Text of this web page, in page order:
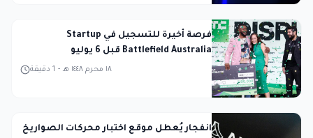
فرصة أخيرة للتسجيل في Startup
Battlefield Australia قبل 6 يوليو
1 دقيقة - ١٨ محرم ١٤٤٨ هـ
انفجار يُعطل موقع اختبار محركات الصواريخ